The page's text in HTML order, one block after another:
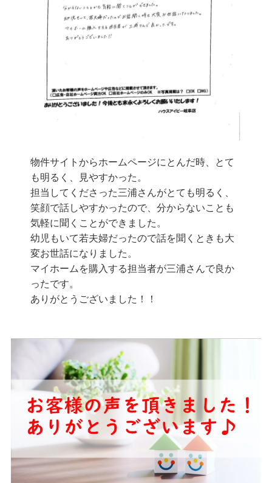
物件サイトからホームページにとんだ時、とて
も明るく、見やすかった。
担当してくださった三浦さんがとても明るく、
笑顔で話しやすかったので、分からないことも
気軽に聞くことができました。
幼児もいて若夫婦だったので話を聞くときも大
変お世話になりました。
マイホームを購入する担当者が三浦さんで良か
ったです。
ありがとうございました！！